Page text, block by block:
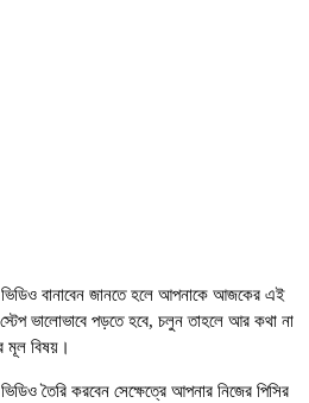
ভিডিও বানাবেন জানতে হলে আপনাকে আজকের এই
ভালোভাবে পড়তে হবে, চলুন তাহলে আর কথা না
মূল বিষয়।
তৈরি করবেন সেক্ষেত্রে আপনার নিজের পিসির